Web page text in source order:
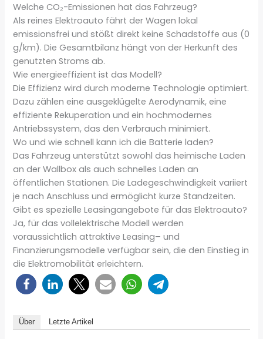
Welche CO₂-Emissionen hat das Fahrzeug?
Als reines Elektroauto fährt der Wagen lokal
emissionsfrei und stößt direkt keine Schadstoffe aus (0
g/km). Die Gesamtbilanz hängt von der Herkunft des
genutzten Stroms ab.
Wie energieeffizient ist das Modell?
Die Effizienz wird durch moderne Technologie optimiert.
Dazu zählen eine ausgeklügelte Aerodynamik, eine
effiziente Rekuperation und ein hochmodernes
Antriebssystem, das den Verbrauch minimiert.
Wo und wie schnell kann ich die Batterie laden?
Das Fahrzeug unterstützt sowohl das heimische Laden
an der Wallbox als auch schnelles Laden an
öffentlichen Stationen. Die Ladegeschwindigkeit variiert
je nach Anschluss und ermöglicht kurze Standzeiten.
Gibt es spezielle Leasingangebote für das Elektroauto?
Ja, für das vollelektrische Modell werden
voraussichtlich attraktive Leasing– und
Finanzierungsmodelle verfügbar sein, die den Einstieg in
die Elektromobilität erleichtern.
Über Letzte Artikel